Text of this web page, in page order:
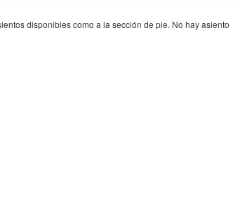
disponibles como a la sección de pie. No hay asiento